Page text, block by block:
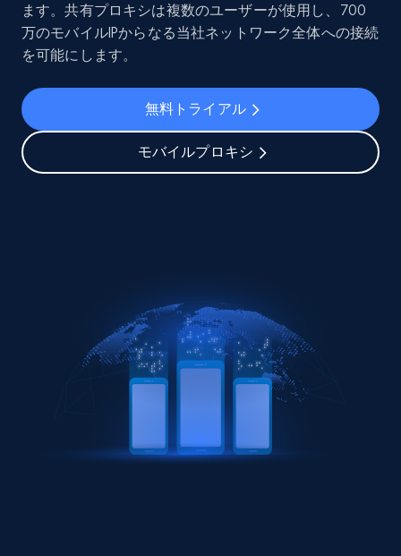
ます。共有プロキシは複数のユーザーが使用し、700
万のモバイルIPからなる当社ネットワーク全体への接続
を可能にします。
無料トライアル
モバイルプロキシ